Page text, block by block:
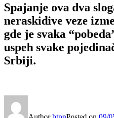
Spajanje ova dva
neraskidive veze
gde je svaka
uspeh svake
Srbiji.